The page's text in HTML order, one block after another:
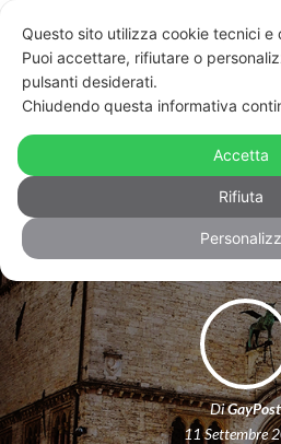
Umbria, legge
transfobia. È
DiGayPost
11 Settembre
Questo sito utilizza cookie tecnici e
Puoi accettare, rifiutare o
pulsanti desiderati.
Chiudendo questa informativa
Accetta
Rifiuta